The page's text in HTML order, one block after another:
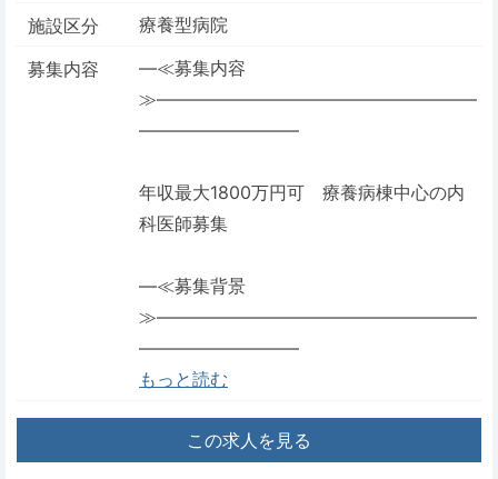
施設区分
療養型病院
募集内容
―≪募集内容
≫――――――――――――――――――
―――――――――
年収最大1800万円可 療養病棟中心の内
科医師募集
―≪募集背景
≫――――――――――――――――――
―――――――――
もっと読む
この求人を見る